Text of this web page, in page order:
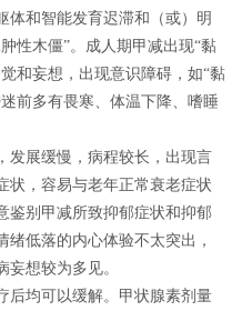
体和智能发育迟滞和（或）明
性木僵”。成人期甲减出现“黏
和妄想，出现意识障碍，如“黏
前多有畏寒、体温下降、嗜睡
发展缓慢，病程较长，出现言
状，容易与老年正常衰老症状
鉴别甲减所致抑郁症状和抑郁
低落的内心体验不太突出，
妄想较为多见。
后均可以缓解。甲状腺素剂量